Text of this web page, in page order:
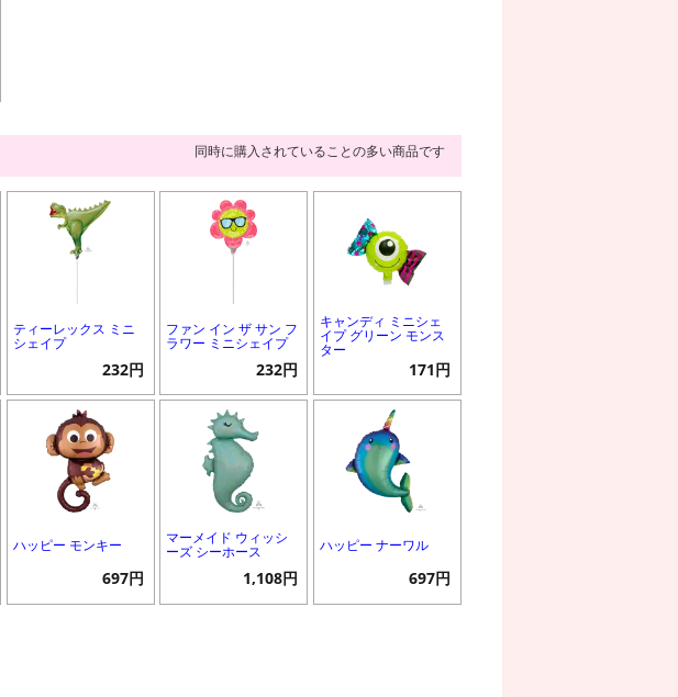
同時に購入されていることの多い商品です
ティーレックス ミニ
シェイプ
232円
ファン イン ザ サン フ
ラワー ミニシェイプ
232円
キャンディ ミニシェ
イプ グリーン モンス
ター
171円
ハッピー モンキー
697円
マーメイド ウィッシ
ーズ シーホース
1,108円
ハッピー ナーワル
697円